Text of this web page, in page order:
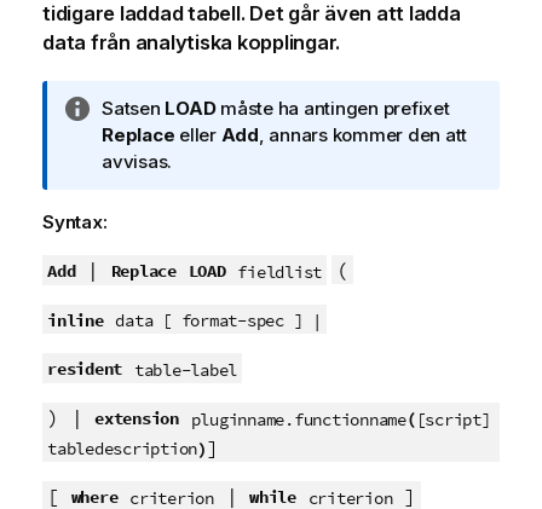
tidigare laddad tabell. Det går även att ladda
data från analytiska kopplingar.
A
n
t
c
n
o
i
n
Satsen LOADmåste ha antingen prefixet
Replace eller Add, annars kommer den att
avvisas.
Syntax:
Add| Replace LOAD fieldlist (
inline data [ format-spec ] |
resident table-label
) | extension pluginname.functionname( [script]
tabledescription)]
[ where criterion| while criterion]